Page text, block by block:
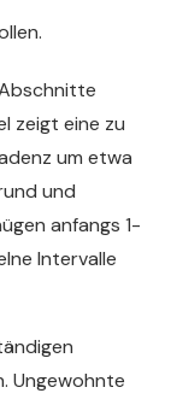
zeigt eine zu
um etwa
und
anfangs 1-
Intervalle
Ungewohnte